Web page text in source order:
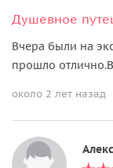
Душевное
Вчера были на
прошло
около 2 лет назад